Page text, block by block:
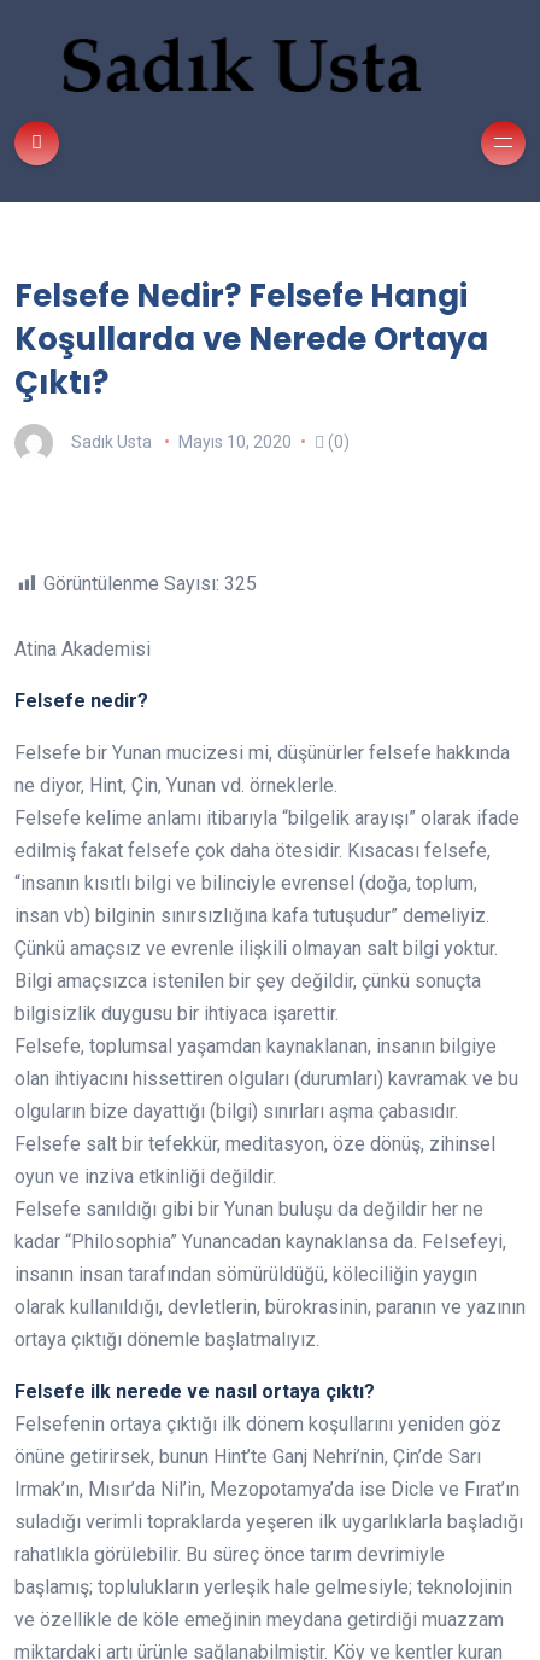
Felsefe Nedir? Felsefe Hangi
Koşullarda ve Nerede Ortaya
Çıktı?
Sadık Usta Mayıs 10, 2020 (0)
Görüntülenme Sayısı: 325
Atina Akademisi
Felsefe nedir?
Felsefe bir Yunan mucizesi mi, düşünürler felsefe hakkında
ne diyor, Hint, Çin, Yunan vd. örneklerle.
Felsefe kelime anlamı itibarıyla “bilgelik arayışı” olarak ifade
edilmiş fakat felsefe çok daha ötesidir. Kısacası felsefe,
“insanın kısıtlı bilgi ve bilinciyle evrensel (doğa, toplum,
insan vb) bilginin sınırsızlığına kafa tutuşudur” demeliyiz.
Çünkü amaçsız ve evrenle ilişkili olmayan salt bilgi yoktur.
Bilgi amaçsızca istenilen bir şey değildir, çünkü sonuçta
bilgisizlik duygusu bir ihtiyaca işarettir.
Felsefe, toplumsal yaşamdan kaynaklanan, insanın bilgiye
olan ihtiyacını hissettiren olguları (durumları) kavramak ve bu
olguların bize dayattığı (bilgi) sınırları aşma çabasıdır.
Felsefe salt bir tefekkür, meditasyon, öze dönüş, zihinsel
oyun ve inziva etkinliği değildir.
Felsefe sanıldığı gibi bir Yunan buluşu da değildir her ne
kadar “Philosophia” Yunancadan kaynaklansa da. Felsefeyi,
insanın insan tarafından sömürüldüğü, köleciliğin yaygın
olarak kullanıldığı, devletlerin, bürokrasinin, paranın ve yazının
ortaya çıktığı dönemle başlatmalıyız.
Felsefe ilk nerede ve nasıl ortaya çıktı?
Felsefenin ortaya çıktığı ilk dönem koşullarını yeniden göz
önüne getirirsek, bunun Hint’te Ganj Nehri’nin, Çin’de Sarı
Irmak’ın, Mısır’da Nil’in, Mezopotamya’da ise Dicle ve Fırat’ın
suladığı verimli topraklarda yeşeren ilk uygarlıklarla başladığı
rahatlıkla görülebilir. Bu süreç önce tarım devrimiyle
başlamış; toplulukların yerleşik hale gelmesiyle; teknolojinin
ve özellikle de köle emeğinin meydana getirdiği muazzam
miktardaki artı ürünle sağlanabilmiştir. Köy ve kentler kuran